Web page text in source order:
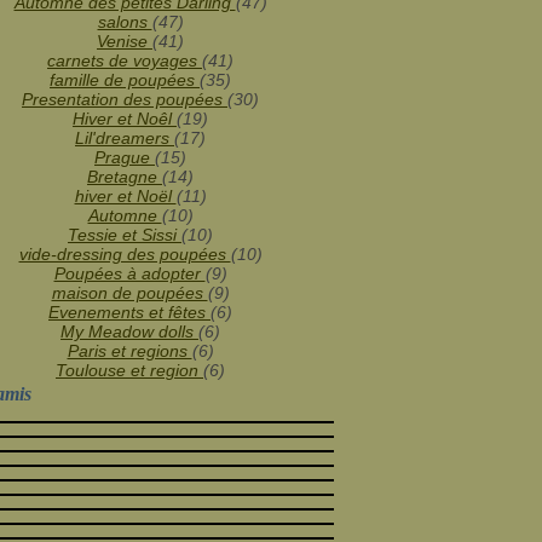
Janvier(31)
salons (47)
Venise (41)
carnets de voyages (41)
famille de poupées (35)
Presentation des poupées (30)
Hiver et Noêl(19)
Lil'dreamers (17)
Prague (15)
Bretagne (14)
hiver et Noël(11)
Automne (10)
Tessie et Sissi(10)
vide-dressing des poupées (10)
Poupées à adopter (9)
maison de poupées (9)
Evenements et fêtes (6)
My Meadow dolls (6)
Paris et regions (6)
Toulouse et region (6)